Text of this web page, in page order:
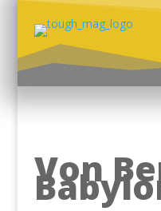
Von